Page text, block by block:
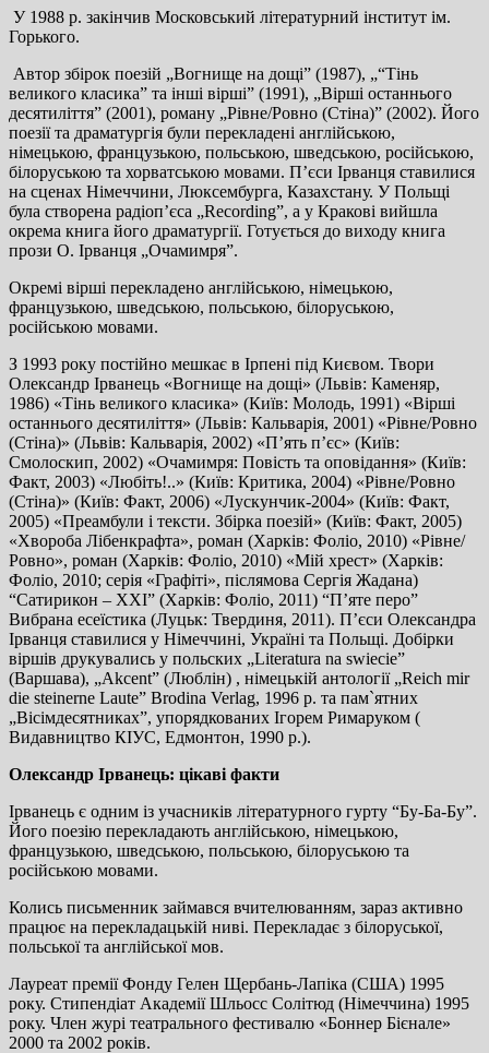
У 1988 р. закінчив Московський літературний інститут ім.
Горького.
Автор збірок поезій „Вогнище на дощі” (1987), „“Тінь
великого класика” та інші вірші” (1991), „Вірші останнього
десятиліття” (2001), роману „Рівне/Ровно (Стіна)” (2002). Його
поезії та драматургія були перекладені англійською,
німецькою, французькою, польською, шведською, російською,
білоруською та хорватською мовами. П’єси Ірванця ставилися
на сценах Німеччини, Люксембурга, Казахстану. У Польщі
була створена радіоп’єса „Recording”, а у Кракові вийшла
окрема книга його драматургії. Готується до виходу книга
прози О. Ірванця „Очамимря”.
Окремі вірші перекладено англійською, німецькою,
французькою, шведською, польською, білоруською,
російською мовами.
З 1993 року постійно мешкає в Ірпені під Києвом. Твори
Олександр Ірванець «Вогнище на дощі» (Львів: Каменяр,
1986) «Тінь великого класика» (Київ: Молодь, 1991) «Вірші
останнього десятиліття» (Львів: Кальварія, 2001) «Рівне/Ровно
(Стіна)» (Львів: Кальварія, 2002) «П’ять п’єс» (Київ:
Смолоскип, 2002) «Очамимря: Повість та оповідання» (Київ:
Факт, 2003) «Любіть!..» (Київ: Критика, 2004) «Рівне/Ровно
(Стіна)» (Київ: Факт, 2006) «Лускунчик-2004» (Київ: Факт,
2005) «Преамбули і тексти. Збірка поезій» (Київ: Факт, 2005)
«Хвороба Лібенкрафта», роман (Харків: Фоліо, 2010) «Рівне/
Ровно», роман (Харків: Фоліо, 2010) «Мій хрест» (Харків:
Фоліо, 2010; серія «Графіті», післямова Сергія Жадана)
“Сатирикон – ХХІ” (Харків: Фоліо, 2011) “П’яте перо”
Вибрана есеїстика (Луцьк: Твердиня, 2011). П’єси Олександра
Ірванця ставилися у Німеччині, Україні та Польщі. Добірки
віршів друкувались у польских „Literatura na swiecie”
(Варшава), „Akcent” (Люблін) , німецькій антології „Reich mir
die steinerne Laute” Brodina Verlag, 1996 р. та пам`ятних
„Вісімдесятниках”, упорядкованих Ігорем Римаруком (
Видавництво КІУС, Едмонтон, 1990 р.).
Олександр Ірванець: цікаві факти
Ірванець є одним із учасників літературного гурту “Бу-Ба-Бу”.
Його поезію перекладають англійською, німецькою,
французькою, шведською, польською, білоруською та
російською мовами.
Колись письменник займався вчителюванням, зараз активно
працює на перекладацькій ниві. Перекладає з білоруської,
польської та англійської мов.
Лауреат премії Фонду Гелен Щербань-Лапіка (США) 1995
року. Стипендіат Академії Шльосс Солітюд (Німеччина) 1995
року. Член журі театрального фестивалю «Боннер Бієнале»
2000 та 2002 років.